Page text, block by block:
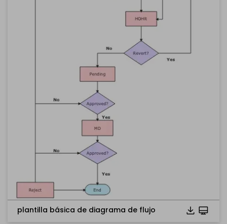
plantilla básica de diagrama de flujo